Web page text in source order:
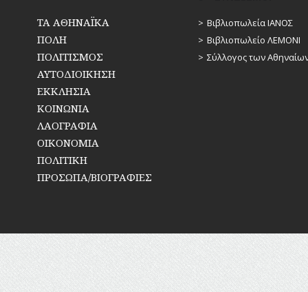
ΤΑ ΑΘΗΝΑΪΚΑ
ΠΟΛΗ
ΠΟΛΙΤΙΣΜΟΣ
ΑΥΤΟΔΙΟΙΚΗΣΗ
ΕΚΚΛΗΣΙΑ
ΚΟΙΝΩΝΙΑ
ΛΑΟΓΡΑΦΙΑ
ΟΙΚΟΝΟΜΙΑ
ΠΟΛΙΤΙΚΗ
ΠΡΟΣΩΠΑ/ΒΙΟΓΡΑΦΙΕΣ
Βιβλιοπωλεία ΙΑΝΟΣ
Βιβλιοπωλείο ΛΕΜΟΝΙ
Σύλλογος των